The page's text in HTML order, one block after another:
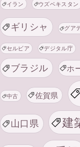
イラン ウズベキスタン
ギリシャ グア
セルビア デジタル庁
ブラジル ホ
中古 佐賀県
山口県 建